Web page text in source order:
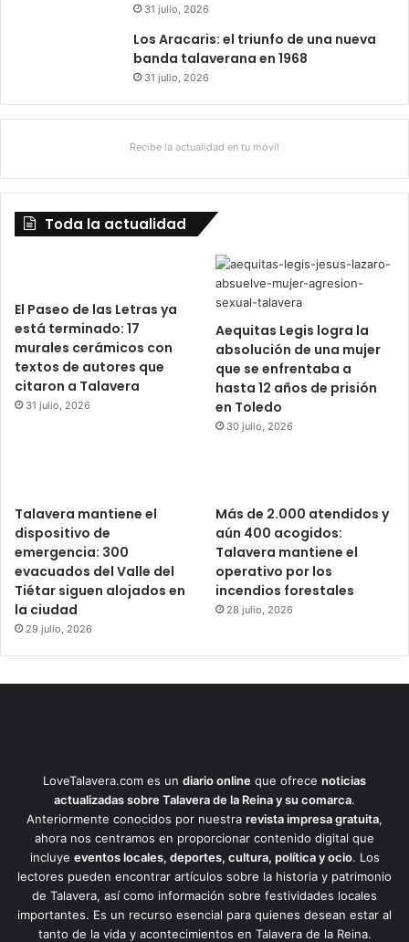
31 julio, 2026
Los Aracaris: el triunfo de una nueva
banda talaverana en 1968
31 julio, 2026
Recibe la actualidad en tu móvil
Toda la actualidad
El Paseo de las Letras ya
está terminado: 17
murales cerámicos con
textos de autores que
citaron a Talavera
31 julio, 2026
Aequitas Legis logra la
absolución de una mujer
que se enfrentaba a
hasta 12 años de prisión
en Toledo
30 julio, 2026
Talavera mantiene el
dispositivo de
emergencia: 300
evacuados del Valle del
Tiétar siguen alojados en
la ciudad
29 julio, 2026
Más de 2.000 atendidos y
aún 400 acogidos:
Talavera mantiene el
operativo por los
incendios forestales
28 julio, 2026
LoveTalavera.com es un diario online que ofrece noticias
actualizadas sobre Talavera de la Reina y su comarca.
Anteriormente conocidos por nuestra revista impresa gratuita,
ahora nos centramos en proporcionar contenido digital que
incluye eventos locales, deportes, cultura, política y ocio. Los
lectores pueden encontrar artículos sobre la historia y patrimonio
de Talavera, así como información sobre festividades locales
importantes. Es un recurso esencial para quienes desean estar al
tanto de la vida y acontecimientos en Talavera de la Reina.